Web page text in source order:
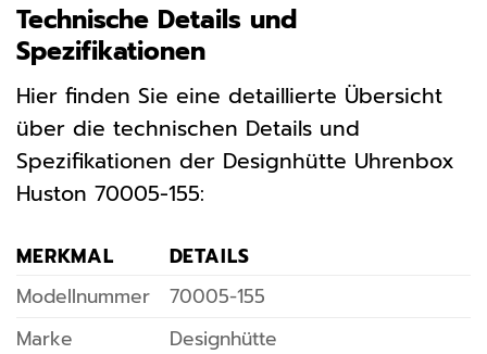
Technische Details und
Spezifikationen
Hier finden Sie eine detaillierte Übersicht
über die technischen Details und
Spezifikationen der Designhütte Uhrenbox
Huston 70005-155:
MERKMAL
DETAILS
Modellnummer
70005-155
Marke
Designhütte